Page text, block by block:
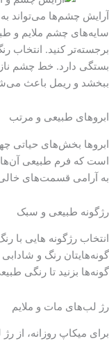
آرایش چشم‌ها می‌تواند به
سایه‌های چشم ملایم و
برجسته‌تر کنید.
بستگی دارد. خط چشم
ببخشد و ریمل باعث
ابروهای طبیعی و مرتب
ابروها بخش‌های حیاتی
است که فرم طبیعی آن‌ها
به آرامی قسمت‌های خالی
رژگونه طبیعی و سبک
انتخاب رژگونه هایی با
گونه‌هایتان رنگ و
گونه‌ها بزنید تا رنگی
رژ لب‌های مات و ملایم
برای میکاپ روزانه، از